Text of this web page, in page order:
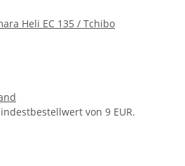
Heli EC 135 / Tchibo
von 9 EUR.